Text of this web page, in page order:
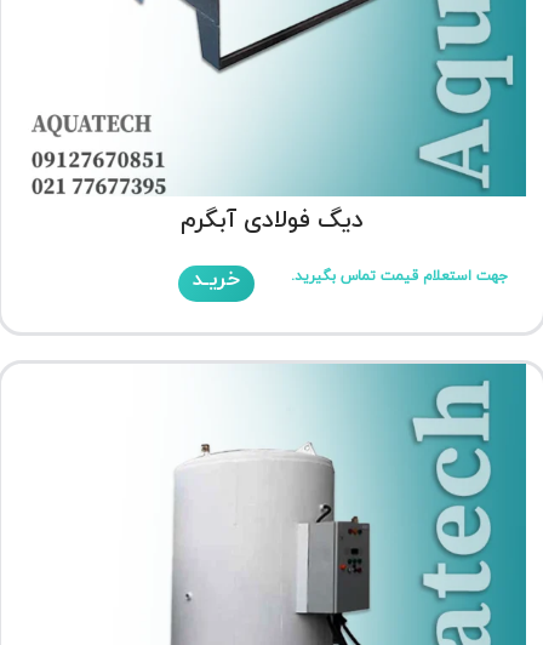
دیگ فولادی آبگرم
جهت استعلام قیمت تماس بگیرید. خریـد